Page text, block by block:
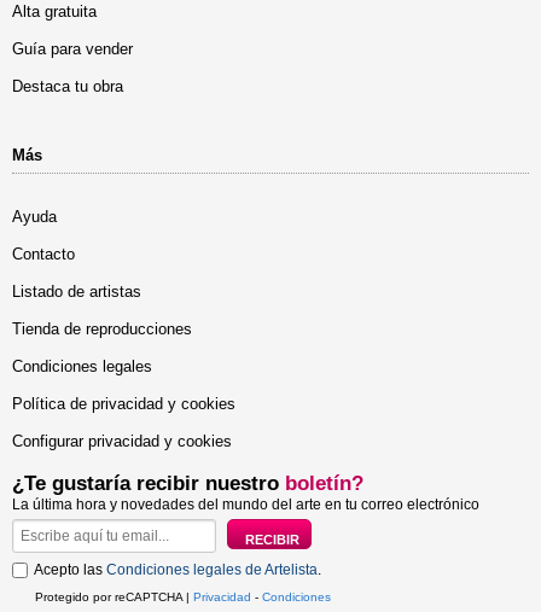
Alta gratuita
Guía para vender
Destaca tu obra
Más
Ayuda
Contacto
Listado de artistas
Tienda de reproducciones
Condiciones legales
Política de privacidad y cookies
Configurar privacidad y cookies
¿Te gustaría recibir nuestro boletín?
La última hora y novedades del mundo del arte en tu correo electrónico
Acepto las Condiciones legales de Artelista.
Protegido por reCAPTCHA | Privacidad - Condiciones